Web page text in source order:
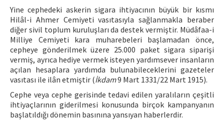
Yine cephedeki askerin sigara ihtiyacının büyük bir kısmı
Hilâl-i Ahmer Cemiyeti vasıtasıyla sağlanmakla beraber
diğer sivil toplum kuruluşları da destek vermiştir. Müdâfaa-i
Milliye Cemiyeti kara muharebeleri başlamadan önce,
cepheye gönderilmek üzere 25.000 paket sigara siparişi
vermiş, ayrıca hediye vermek isteyen yardımsever insanların
açılan hesaplara yardımda bulunabileceklerini gazeteler
vasıtası ile ilân etmiştir (İkdam9 Mart 1331/22 Mart 1915).
Cephe veya cephe gerisinde tedavi edilen yaralıların çeşitli
ihtiyaçlarının giderilmesi konusunda birçok kampanyanın
başlatıldığı dönemin basınına yansıyan haberlerdir.